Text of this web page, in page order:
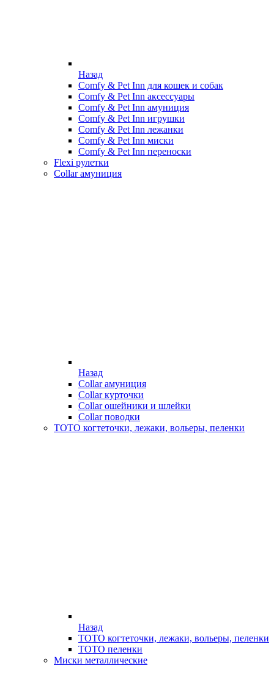
Назад
Comfy & Pet Inn для кошек и собак
Comfy & Pet Inn аксессуары
Comfy & Pet Inn амуниция
Comfy & Pet Inn игрушки
Comfy & Pet Inn лежанки
Comfy & Pet Inn миски
Comfy & Pet Inn переноски
Flexi рулетки
Collar амуниция
Назад
Collar амуниция
Collar курточки
Collar ошейники и шлейки
Collar поводки
ТОТО когтеточки, лежаки, вольеры, пеленки
Назад
ТОТО когтеточки, лежаки, вольеры, пеленки
ТОТО пеленки
Миски металлические